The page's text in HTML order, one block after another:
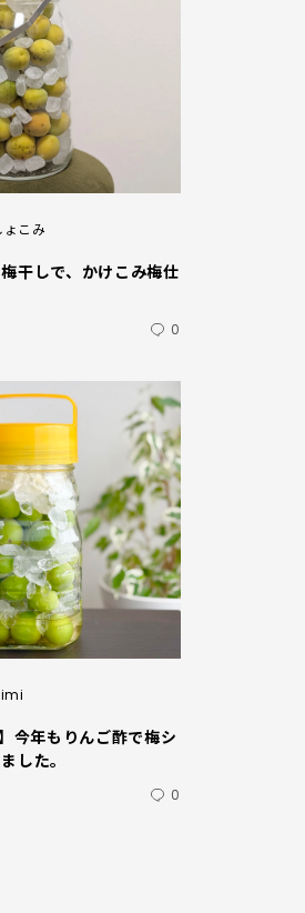
ょこみ
干しで、かけこみ梅仕
0
今年もりんご酢で梅シ
した。
0